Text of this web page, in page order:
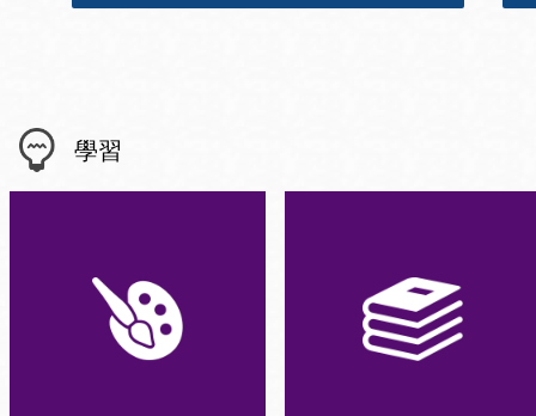
學習